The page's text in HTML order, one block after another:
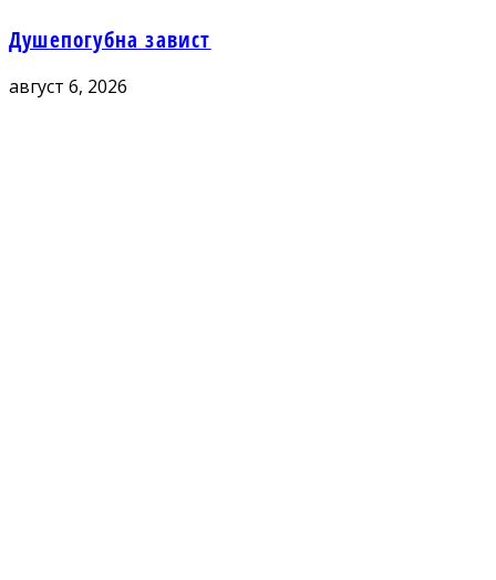
Душепогубна завист
август 6, 2026